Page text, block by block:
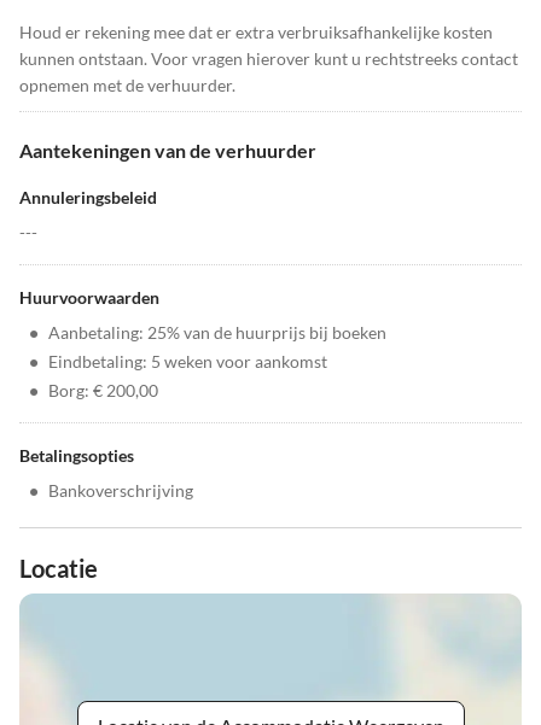
Houd er rekening mee dat er extra verbruiksafhankelijke kosten
kunnen ontstaan. Voor vragen hierover kunt u rechtstreeks contact
opnemen met de verhuurder.
Aantekeningen van de verhuurder
Annuleringsbeleid
---
Huurvoorwaarden
• Aanbetaling: 25% van de huurprijs bij boeken
• Eindbetaling: 5 weken voor aankomst
• Borg: € 200,00
Betalingsopties
• Bankoverschrijving
Locatie